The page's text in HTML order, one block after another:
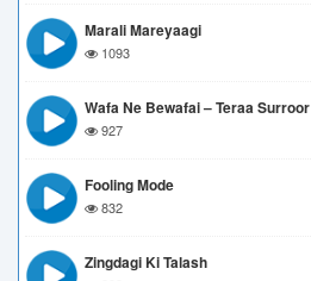
Marali Mareyaagi
1093
Wafa Ne Bewafai – Teraa Surroor
927
Fooling Mode
832
Zingdagi Ki Talash